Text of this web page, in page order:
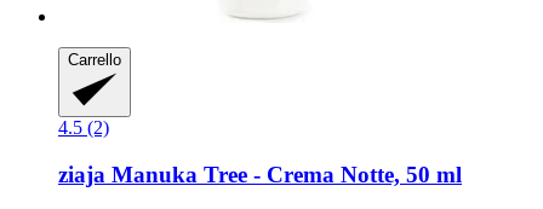
Carrello
4.5 (2)
ziaja Manuka Tree -​ Crema Notte, 50 ml